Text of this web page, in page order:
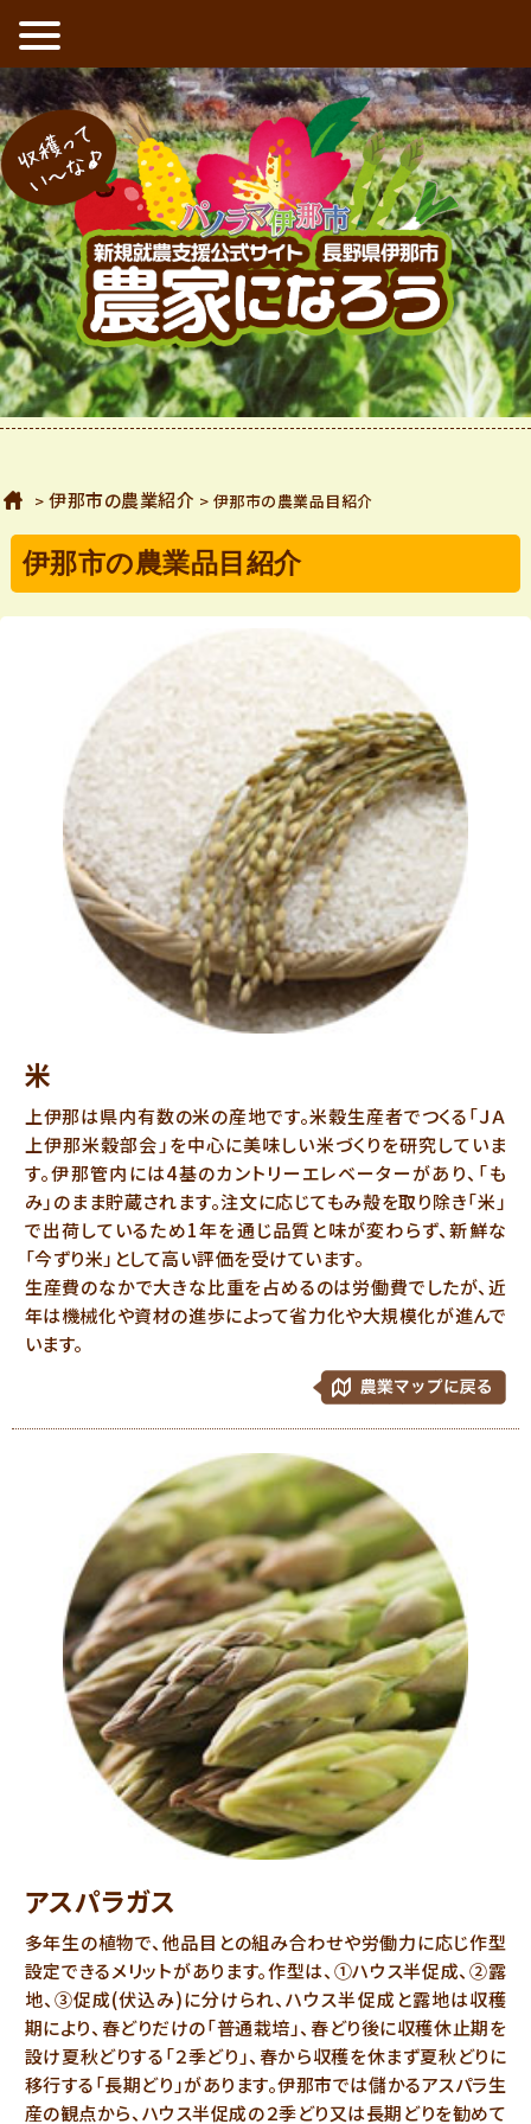
収穫ってい〜な
ホーム
> 伊那市の農業紹介 > 伊那市の農業品目紹介
伊那市の農業品目紹介
米
上伊那は県内有数の米の産地です。米穀生産者でつくる「ＪＡ
上伊那米穀部会」を中心に美味しい米づくりを研究していま
す。伊那管内には4基のカントリーエレベーターがあり、「も
み」のまま貯蔵されます。注文に応じてもみ殻を取り除き「米」
で出荷しているため1年を通じ品質と味が変わらず、新鮮な
「今ずり米」として高い評価を受けています。
生産費のなかで大きな比重を占めるのは労働費でしたが、近
年は機械化や資材の進歩によって省力化や大規模化が進んで
います。
アスパラガス
多年生の植物で、他品目との組み合わせや労働力に応じ作型
設定できるメリットがあります。作型は、①ハウス半促成、②露
地、③促成(伏込み)に分けられ、ハウス半促成と露地は収穫
期により、春どりだけの「普通栽培」、春どり後に収穫休止期を
設け夏秋どりする「２季どり」、春から収穫を休まず夏秋どりに
移行する「長期どり」があります。伊那市では儲かるアスパラ生
産の観点から、ハウス半促成の２季どり又は長期どりを勧めて